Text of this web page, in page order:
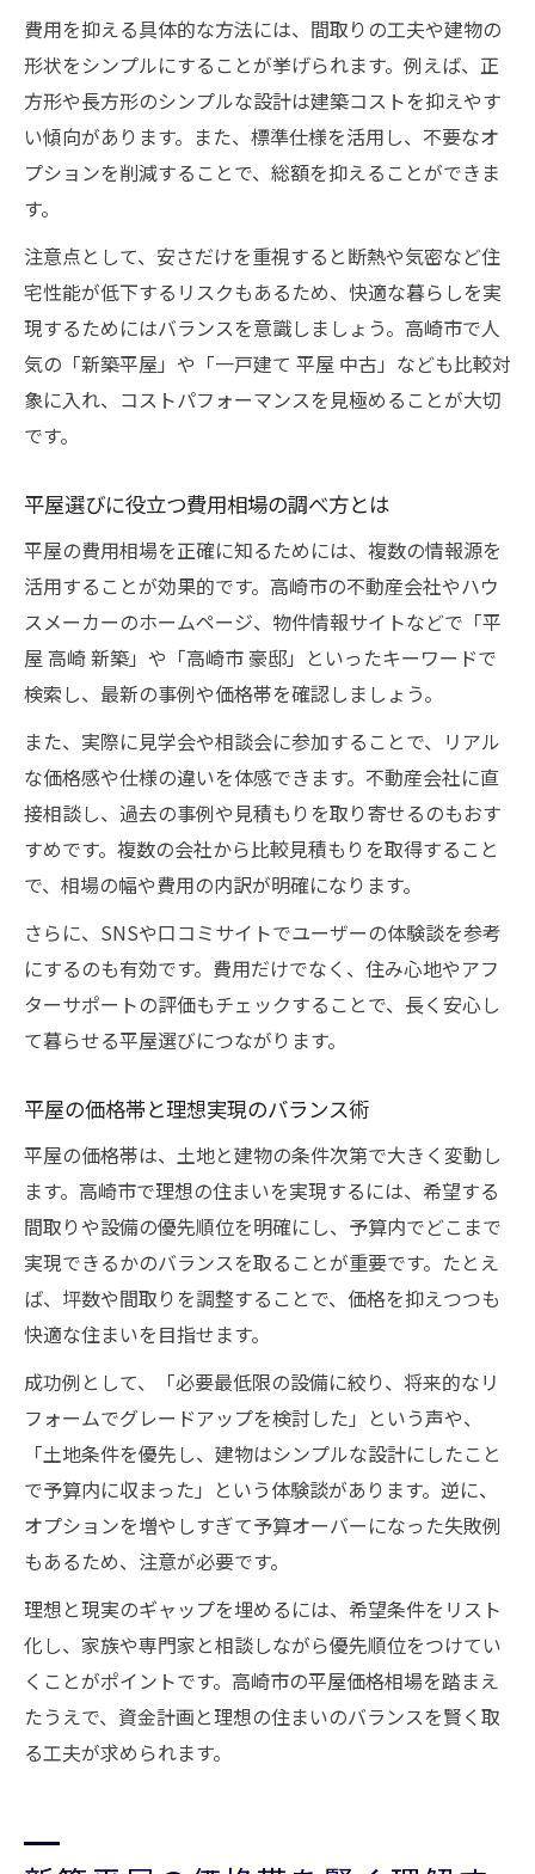
費用を抑える具体的な方法には、間取りの工夫や建物の
形状をシンプルにすることが挙げられます。例えば、正
方形や長方形のシンプルな設計は建築コストを抑えやす
い傾向があります。また、標準仕様を活用し、不要なオ
プションを削減することで、総額を抑えることができま
す。
注意点として、安さだけを重視すると断熱や気密など住
宅性能が低下するリスクもあるため、快適な暮らしを実
現するためにはバランスを意識しましょう。高崎市で人
気の「新築平屋」や「一戸建て 平屋 中古」なども比較対
象に入れ、コストパフォーマンスを見極めることが大切
です。
平屋選びに役立つ費用相場の調べ方とは
平屋の費用相場を正確に知るためには、複数の情報源を
活用することが効果的です。高崎市の不動産会社やハウ
スメーカーのホームページ、物件情報サイトなどで「平
屋 高崎 新築」や「高崎市 豪邸」といったキーワードで
検索し、最新の事例や価格帯を確認しましょう。
また、実際に見学会や相談会に参加することで、リアル
な価格感や仕様の違いを体感できます。不動産会社に直
接相談し、過去の事例や見積もりを取り寄せるのもおす
すめです。複数の会社から比較見積もりを取得すること
で、相場の幅や費用の内訳が明確になります。
さらに、SNSや口コミサイトでユーザーの体験談を参考
にするのも有効です。費用だけでなく、住み心地やアフ
ターサポートの評価もチェックすることで、長く安心し
て暮らせる平屋選びにつながります。
平屋の価格帯と理想実現のバランス術
平屋の価格帯は、土地と建物の条件次第で大きく変動し
ます。高崎市で理想の住まいを実現するには、希望する
間取りや設備の優先順位を明確にし、予算内でどこまで
実現できるかのバランスを取ることが重要です。たとえ
ば、坪数や間取りを調整することで、価格を抑えつつも
快適な住まいを目指せます。
成功例として、「必要最低限の設備に絞り、将来的なリ
フォームでグレードアップを検討した」という声や、
「土地条件を優先し、建物はシンプルな設計にしたこと
で予算内に収まった」という体験談があります。逆に、
オプションを増やしすぎて予算オーバーになった失敗例
もあるため、注意が必要です。
理想と現実のギャップを埋めるには、希望条件をリスト
化し、家族や専門家と相談しながら優先順位をつけてい
くことがポイントです。高崎市の平屋価格相場を踏まえ
たうえで、資金計画と理想の住まいのバランスを賢く取
る工夫が求められます。